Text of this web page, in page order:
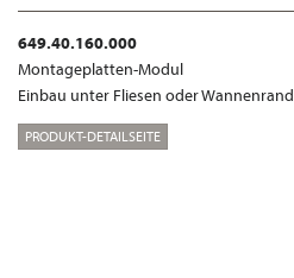
649.40.160.000
Montageplatten-Modul
Einbau unter Fliesen oder Wannenrand
PRODUKT-DETAILSEITE